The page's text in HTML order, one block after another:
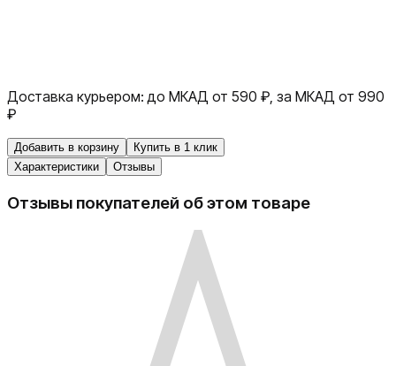
Доставка курьером: до МКАД от 590 ₽, за МКАД от 990
₽
Добавить в корзину
Купить в 1 клик
Характеристики
Отзывы
Отзывы покупателей об этом товаре